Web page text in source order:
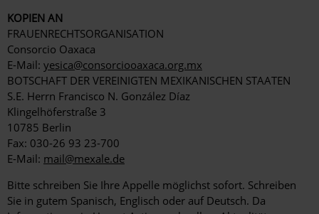
KOPIEN AN
FRAUENRECHTSORGANISATION
Consorcio Oaxaca
E-Mail: yesica@consorciooaxaca.org.mx
BOTSCHAFT DER VEREINIGTEN MEXIKANISCHEN STAATEN
S.E. Herrn Francisco N. González Díaz
Klingelhöferstraße 3
10785 Berlin
Fax: 030-26 93 23-700
E-Mail: mail@mexale.de
Bitte schreiben Sie Ihre Appelle möglichst sofort. Schreiben
Sie in gutem Spanisch, Englisch oder auf Deutsch. Da